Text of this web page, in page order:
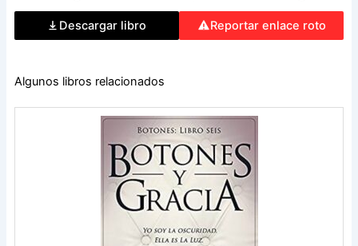
Descargar libro Reportar enlace roto
Algunos libros relacionados